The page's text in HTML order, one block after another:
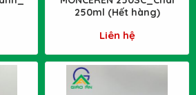
250ml (Hết hàng)
Liên hệ